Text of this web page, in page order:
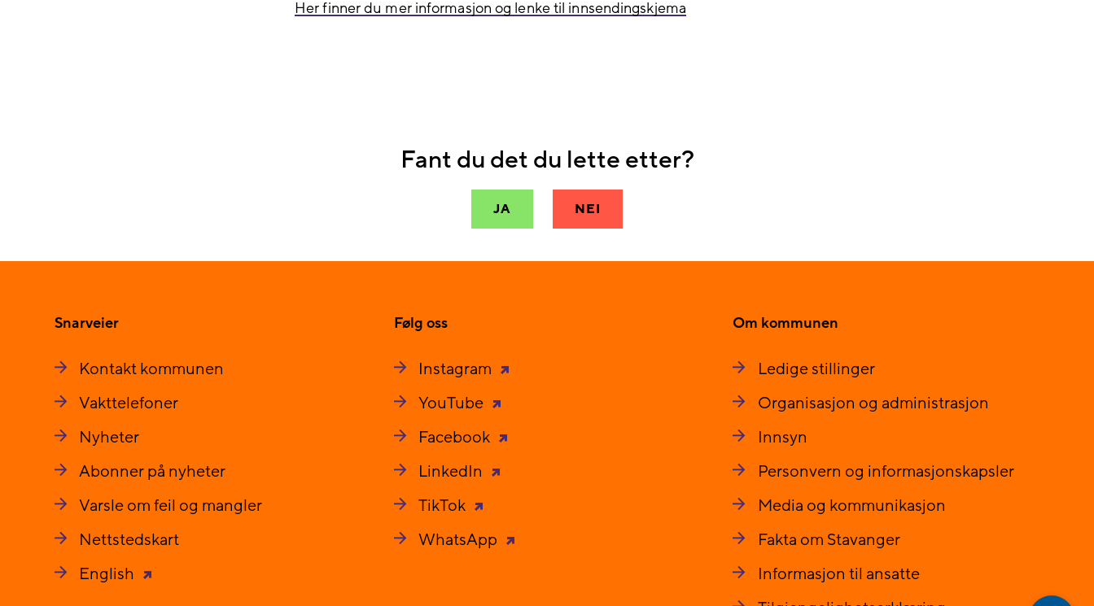
Her finner du mer informasjon og lenke til innsendingskjema
Fant du det du lette etter?
JA NEI
Snarveier
Kontakt kommunen
Vakttelefoner
Nyheter
Abonner på nyheter
Varsle om feil og mangler
Nettstedskart
English
Følg oss
Instagram
YouTube
Facebook
LinkedIn
TikTok
WhatsApp
Om kommunen
Ledige stillinger
Organisasjon og administrasjon
Innsyn
Personvern og informasjonskapsler
Media og kommunikasjon
Fakta om Stavanger
Informasjon til ansatte